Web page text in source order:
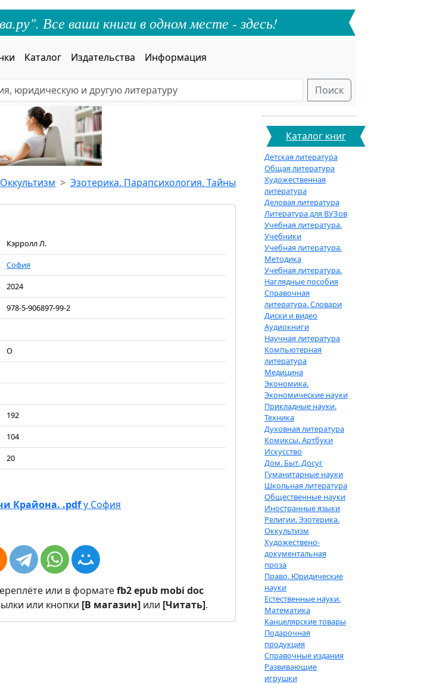
Все ваши книги в одном месте - здесь!
Каталог Издательства Информация
Поиск
Эзотерика. Парапсихология. Тайны
Кэрролл Л.
София
2024
978-5-906897-99-2
О
192
104
20
Крайона. .pdfу София
или в форматеfb2epub mobi doc
или кнопки [В магазин] или [Читать].
Каталог книг
Детская литература
Общая литература
Художественная
литература
Деловая литература
Литература для ВУЗов
Учебная литература.
Учебники
Учебная литература.
Методика
Учебная литература.
Наглядные пособия
Справочная
литература. Словари
Диски и видео
Аудиокниги
Научная литература
Компьютерная
литература
Медицина
Экономика.
Экономические науки
Прикладные науки.
Техника
Духовная литература
Комиксы. Артбуки
Искусство
Дом. Быт. Досуг
Гуманитарные науки
Школьная литература
Общественные науки
Иностранные языки
Религии. Эзотерика.
Оккультизм
Художествено-
документальная
проза
Право. Юридические
науки
Естественные науки.
Математика
Канцелярские товары
Подарочная
продукция
Справочные издания
Развивающие
игрушки